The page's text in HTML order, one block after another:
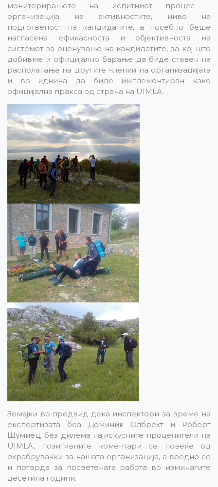
мониторирањето на испитниот процес -
организација на активностите, ниво на
подготвеност на кандидатите, а посебно беше
нагласена ефикасноста и објективноста на
системот за оценување на кандидатите, за кој што
добивме и официјално барање да биде ставен на
располагање на другите членки на организацијата
и во иднина да биде имплементиран како
официјална пракса од страна на UIMLA.
Земајки во предвид дека инспектори за време на
експертизата беа Доминик Олбрехт и Роберт
Шумиец, без дилема најискусните проценители на
UIMLA, позитивните коментари се повеќе од
охрабрувачки за нашата организација, а воедно се
и потврда за посветената работа во изминатите
десетина години.